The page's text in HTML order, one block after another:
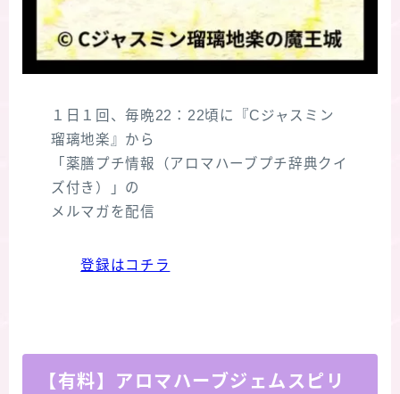
１日１回、毎晩22：22頃に『Cジャスミン
瑠璃地楽』から
「薬膳プチ情報（アロマハーブプチ辞典クイ
ズ付き）」の
メルマガを配信
登録はコチラ
【有料】アロマハーブジェムスピリ